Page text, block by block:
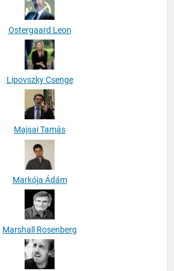
Ostergaard Leon
Lipovszky Csenge
Majsai Tamás
Markója Ádám
Marshall Rosenberg